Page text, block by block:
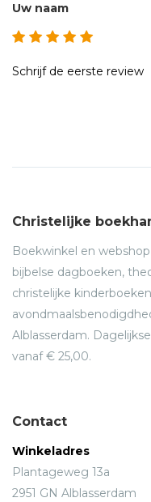
Uw naam
Schrijf de eerste review
Christelijke
Boekwinkel en
bijbelse dagboeken,
christelijke
Alblasserdam.
vanaf € 25,00.
Contact
Winkeladres
Plantageweg 13a
2951 GN Alblasserdam